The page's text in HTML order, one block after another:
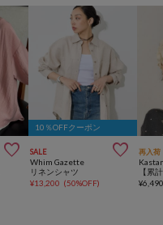

10％OFFクーポン
SALE 
Whim Gazette
リネンシャツ
¥13,200 (50%OFF)
再入荷
¥